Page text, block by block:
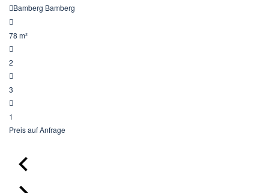
Bamberg Bamberg
78 m²
2
3
1
Preisauf Anfrage